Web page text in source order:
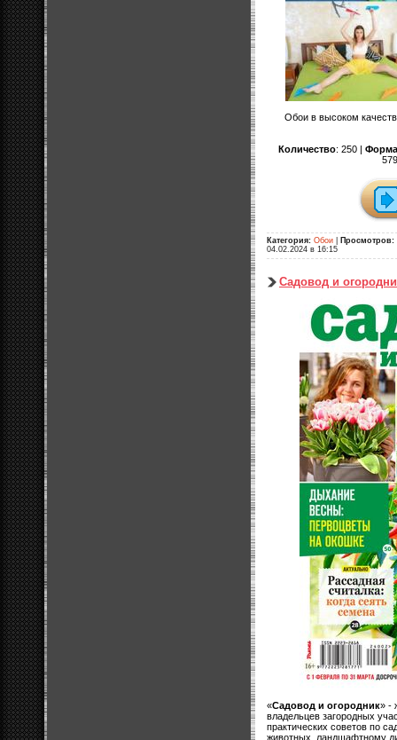
Обои в высоком
Количество: 250 |
Категория: Обои Просмотров:
04.02.2024 в 16:15
Садовод и
«Садовод и огородник» -
владельцев загородных
практических советов по
животных, ландшафтному